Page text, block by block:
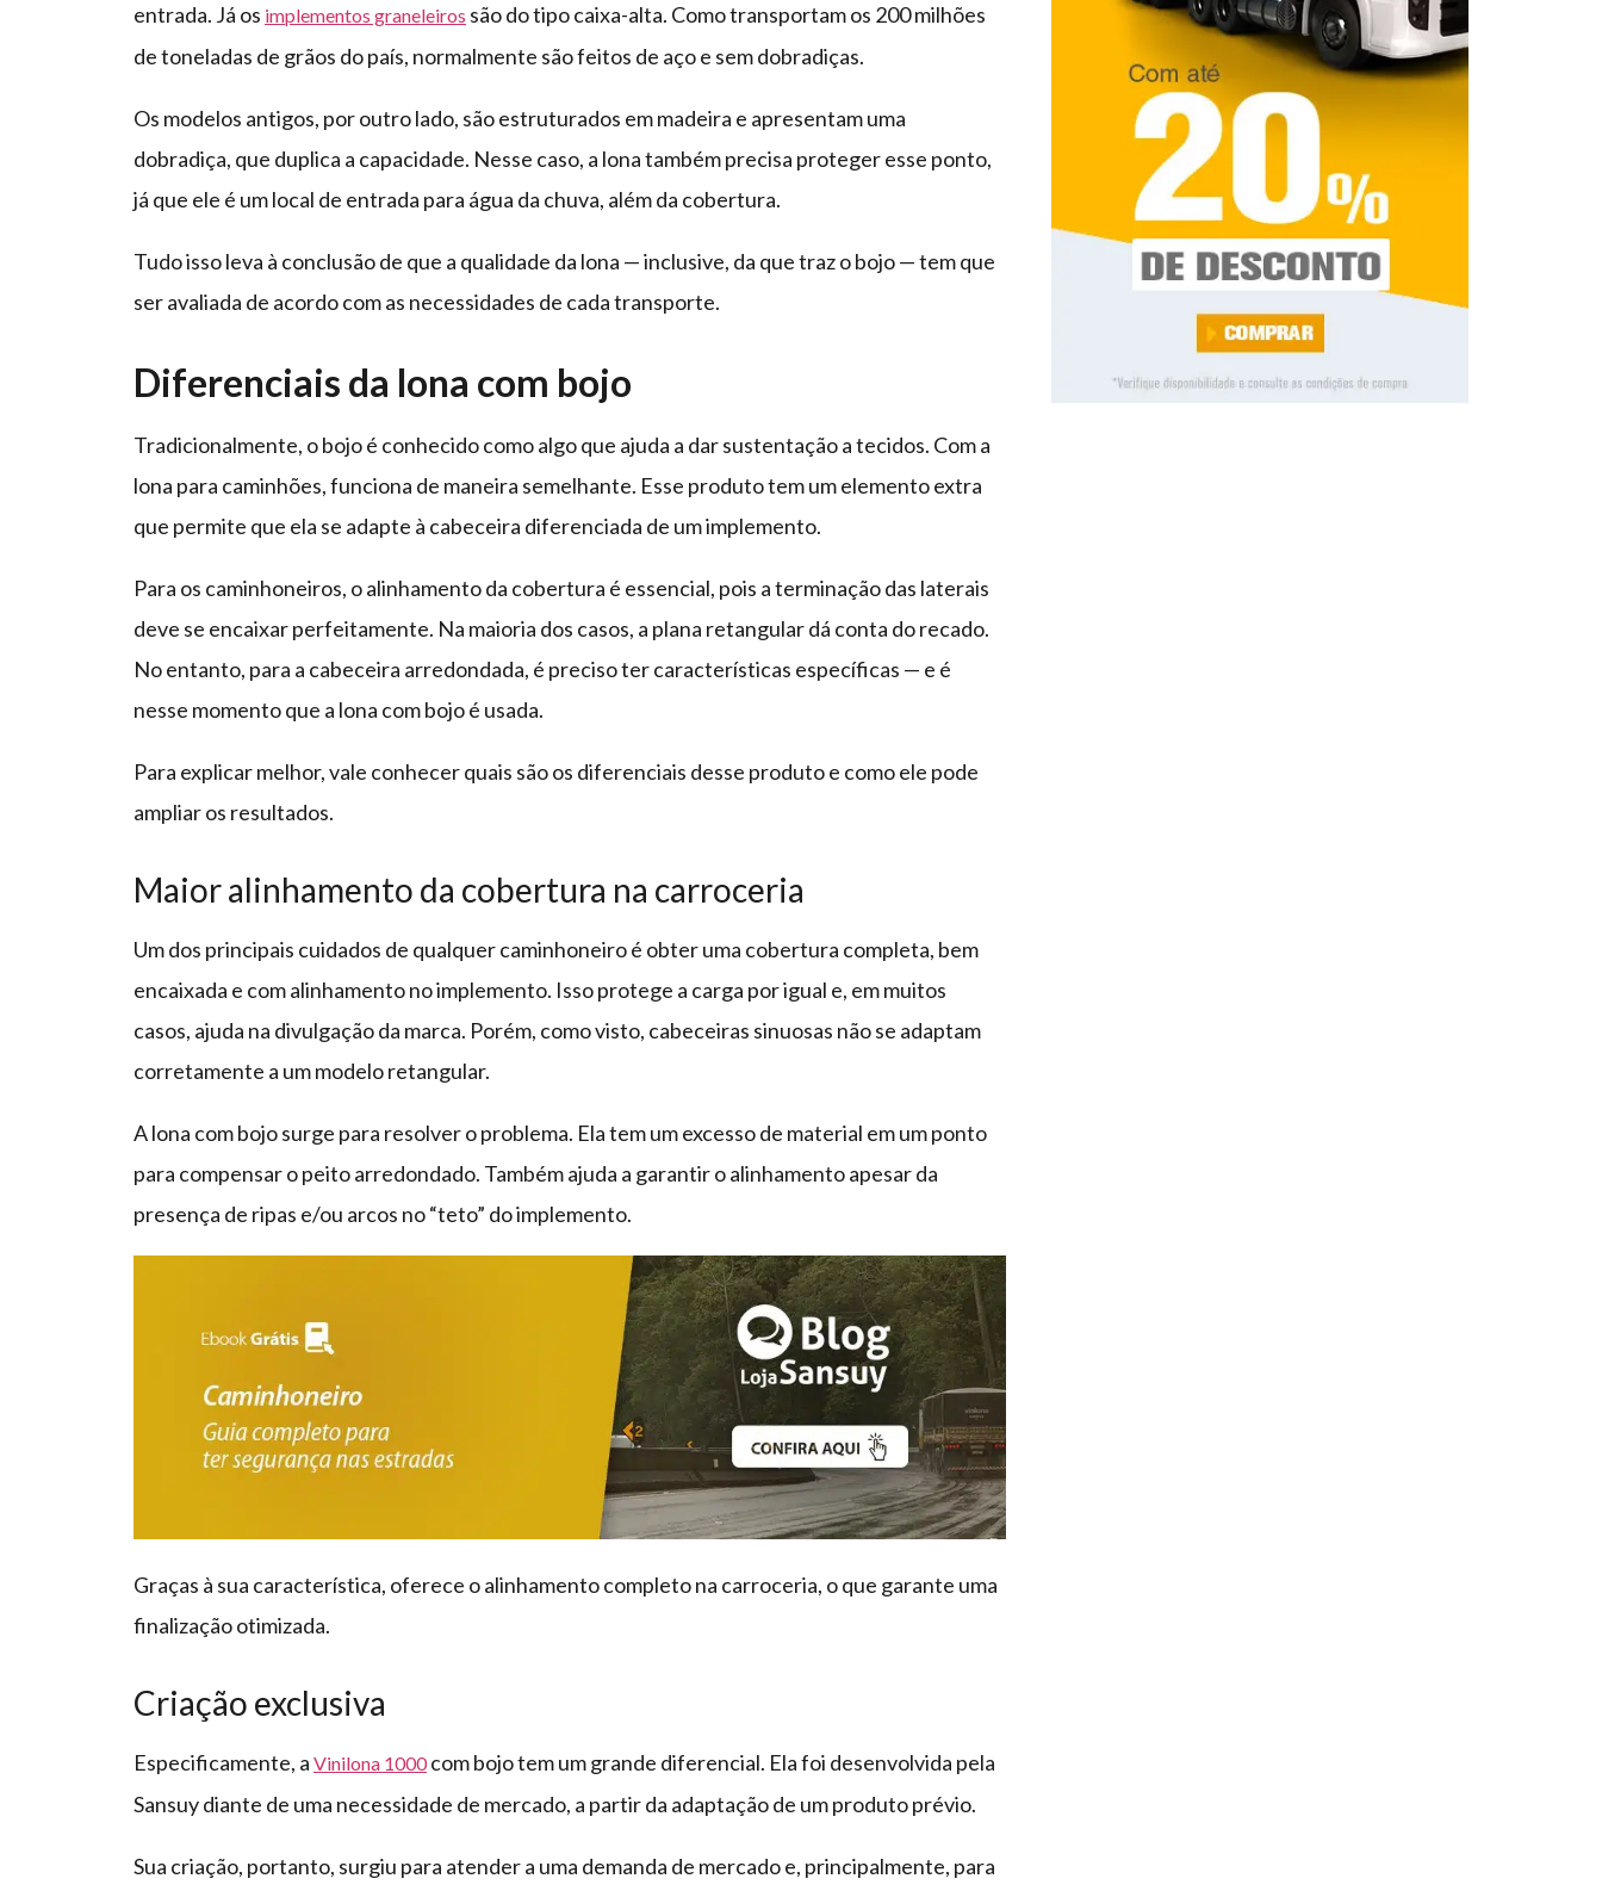
entrada. Já os implementos graneleiros são do tipo caixa-alta. Como transportam os 200 milhões
de toneladas de grãos do país, normalmente são feitos de aço e sem dobradiças.
Os modelos antigos, por outro lado, são estruturados em madeira e apresentam uma
dobradiça, que duplica a capacidade. Nesse caso, a lona também precisa proteger esse ponto,
já que ele é um local de entrada para água da chuva, além da cobertura.
Tudo isso leva à conclusão de que a qualidade da lona — inclusive, da que traz o bojo — tem que
ser avaliada de acordo com as necessidades de cada transporte.
Diferenciais da lona com bojo
Tradicionalmente, o bojo é conhecido como algo que ajuda a dar sustentação a tecidos. Com a
lona para caminhões, funciona de maneira semelhante. Esse produto tem um elemento extra
que permite que ela se adapte à cabeceira diferenciada de um implemento.
Para os caminhoneiros, o alinhamento da cobertura é essencial, pois a terminação das laterais
deve se encaixar perfeitamente. Na maioria dos casos, a plana retangular dá conta do recado.
No entanto, para a cabeceira arredondada, é preciso ter características específicas — e é
nesse momento que a lona com bojo é usada.
Para explicar melhor, vale conhecer quais são os diferenciais desse produto e como ele pode
ampliar os resultados.
Maior alinhamento da cobertura na carroceria
Um dos principais cuidados de qualquer caminhoneiro é obter uma cobertura completa, bem
encaixada e com alinhamento no implemento. Isso protege a carga por igual e, em muitos
casos, ajuda na divulgação da marca. Porém, como visto, cabeceiras sinuosas não se adaptam
corretamente a um modelo retangular.
A lona com bojo surge para resolver o problema. Ela tem um excesso de material em um ponto
para compensar o peito arredondado. Também ajuda a garantir o alinhamento apesar da
presença de ripas e/ou arcos no “teto” do implemento.
Graças à sua característica, oferece o alinhamento completo na carroceria, o que garante uma
finalização otimizada.
Criação exclusiva
Especificamente, a Vinilona 1000com bojo tem um grande diferencial. Ela foi desenvolvida pela
Sansuy diante de uma necessidade de mercado, a partir da adaptação de um produto prévio.
Sua criação, portanto, surgiu para atender a uma demanda de mercado e, principalmente, para